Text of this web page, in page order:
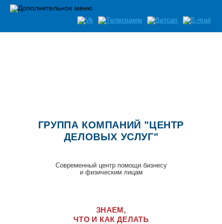
Список документов необходимых при открытии бизнеса
ГРУППА КОМПАНИЙ "ЦЕНТР
ДЕЛОВЫХ УСЛУГ"
Современный центр помощи бизнесу
и физическим лицам
ЗНАЕМ,
ЧТО И КАК ДЕЛАТЬ